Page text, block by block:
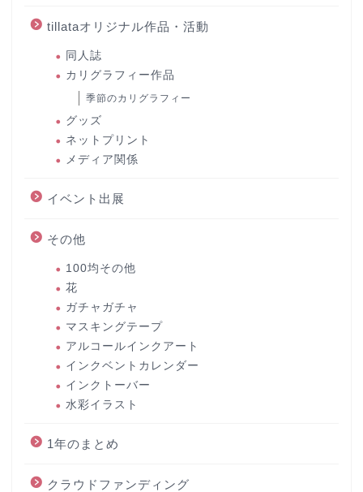
tillataオリジナル作品・活動
同人誌
カリグラフィー作品
季節のカリグラフィー
グッズ
ネットプリント
メディア関係
イベント出展
その他
100均その他
花
ガチャガチャ
マスキングテープ
アルコールインクアート
インクベントカレンダー
インクトーバー
水彩イラスト
1年のまとめ
クラウドファンディング